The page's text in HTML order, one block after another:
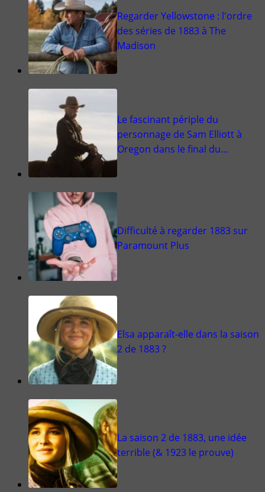
Regarder Yellowstone : l'ordre
des séries de 1883 à The
Madison
Le fascinant périple du
personnage de Sam Elliott à
Oregon dans le final du…
Difficulté à regarder 1883 sur
Paramount Plus
Elsa apparaît-elle dans la saison
2 de 1883 ?
La saison 2 de 1883, une idée
terrible (& 1923 le prouve)